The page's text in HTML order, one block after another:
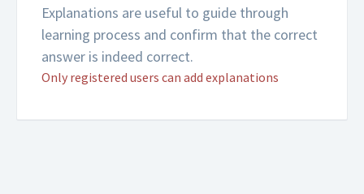
Explanations are useful to guide through
learning process and confirm that the correct
answer is indeed correct.
Only registered users can add explanations